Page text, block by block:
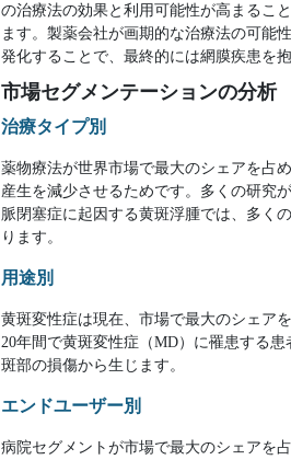
の治療法の効果と利用可能性が高まるこ
ます。製薬会社が画期的な治療法の可能
発化することで、最終的には網膜疾患を
市場セグメンテーションの分析
治療タイプ別
薬物療法が世界市場で最大のシェアを占
産生を減少させるためです。多くの研究
脈閉塞症に起因する黄斑浮腫では、多く
ります。
用途別
黄斑変性症は現在、市場で最大のシェア
20年間で黄斑変性症（MD）に罹患する
斑部の損傷から生じます。
エンドユーザー別
病院セグメントが市場で最大のシェアを